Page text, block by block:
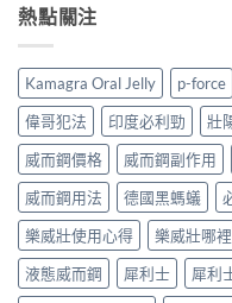
與
安
購
買
注
意
事
項〉
中
男
健
產
品
購
買
指
南〉
中
解
西
汀
如
何
改
善
早
洩？
起
效
時
果
凍
什
麼？
完
整
解
析：
成
分、
療
程
安
排、
熱點關注
Kamagra Oral Jelly p-force
偉哥犯法
印度必利勁 壯
威而鋼價格
威而鋼副作用
威而鋼用法
德國黑螞蟻
樂威壯使用心得
樂威壯哪
液態威而鋼
犀利士 犀利